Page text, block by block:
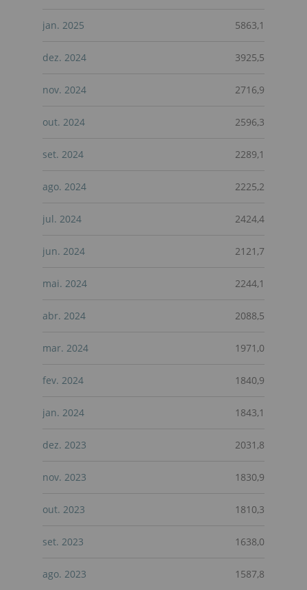
jan. 2025 5863,1
dez. 2024 3925,5
nov. 2024 2716,9
out. 2024 2596,3
set. 2024 2289,1
ago. 2024 2225,2
jul. 2024 2424,4
jun. 2024 2121,7
mai. 2024 2244,1
abr. 2024 2088,5
mar. 2024 1971,0
fev. 2024 1840,9
jan. 2024 1843,1
dez. 2023 2031,8
nov. 2023 1830,9
out. 2023 1810,3
set. 2023 1638,0
ago. 2023 1587,8